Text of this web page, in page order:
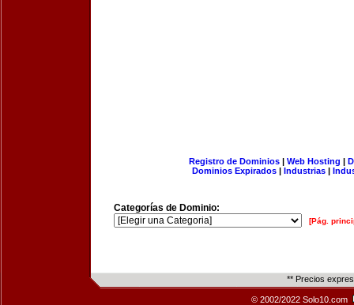
Registro de Dominios| Web Hosting |
Dominios Expirados | Industrias |
Categorías de Dominio:
[Pág.
** Precios
© 2002/2022 Solo10.com